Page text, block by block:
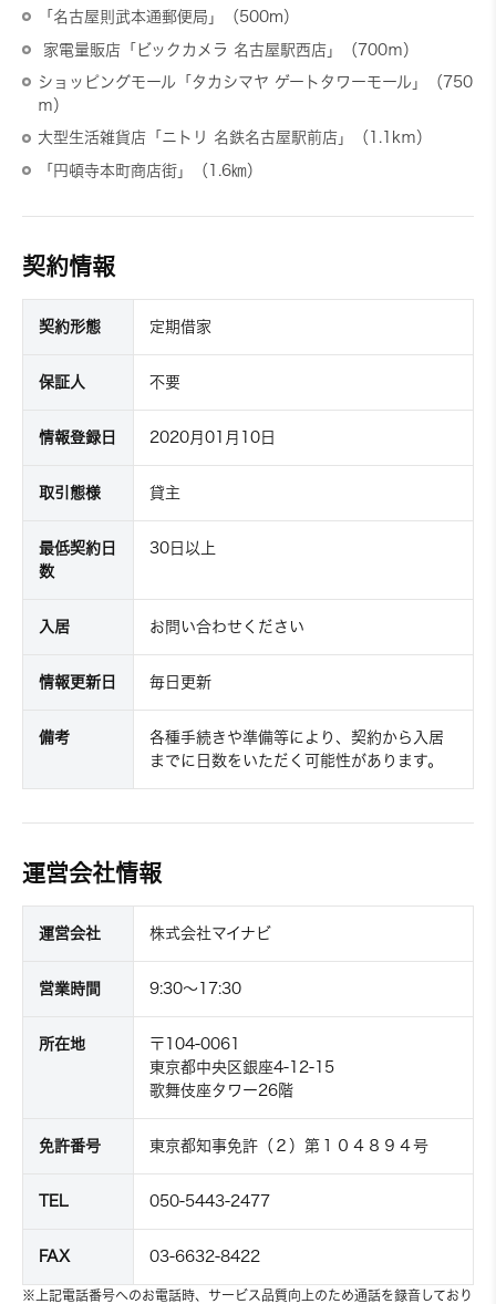
「名古屋則武本通郵便局」（500m）
家電量販店「ビックカメラ 名古屋駅西店」（700ｍ）
ショッピングモール「タカシマヤ ゲートタワーモール」（750
ｍ）
大型生活雑貨店「ニトリ 名鉄名古屋駅前店」（1.1kｍ）
「円頓寺本町商店街」（1.6㎞）
契約情報
契約形態 定期借家
保証人 不要
情報登録日 2020月01月10日
取引態様 貸主
最低契約日
数
30日以上
入居 お問い合わせください
情報更新日 毎日更新
備考
各種手続きや準備等により、契約から入居
までに日数をいただく可能性があります。
運営会社情報
運営会社 株式会社マイナビ
営業時間 9:30～17:30
所在地
〒104-0061
東京都中央区銀座4-12-15
歌舞伎座タワー26階
免許番号 東京都知事免許（２）第１０４８９４号
TEL 050-5443-2477
FAX 03-6632-8422
※上記電話番号へのお電話時、サービス品質向上のため通話を録音しており